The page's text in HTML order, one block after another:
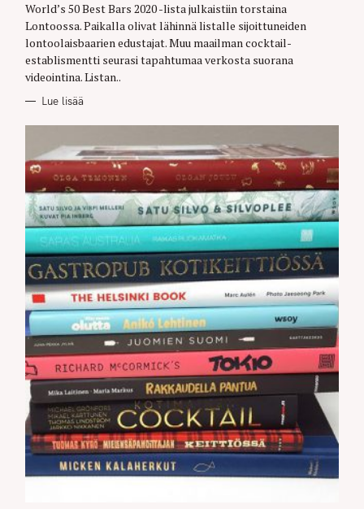
S
World’s 50 Best Bars 2020 -lista julkaistiin torstaina
Lontoossa. Paikalla olivat lähinnä listalle sijoittuneiden
lontoolaisbaarien edustajat. Muu maailman cocktail-
establismentti seurasi tapahtumaa verkosta suorana
videointina. Listan..
Lue lisää